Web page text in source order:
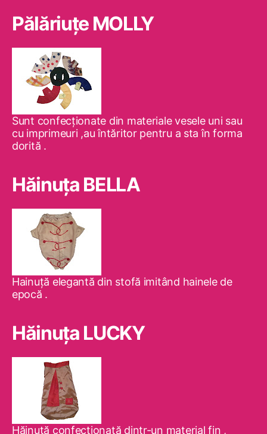
Pălăriuţe MOLLY
Sunt confecţionate din materiale vesele uni sau
cu imprimeuri ,au întăritor pentru a sta în forma
dorită .
Hăinuţa BELLA
Hainuţă elegantă din stofă imitând hainele de
epocă .
Hăinuţa LUCKY
Hăinuţă confecţionată dintr-un material fin ,